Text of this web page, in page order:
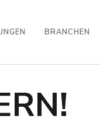
BRANCHEN